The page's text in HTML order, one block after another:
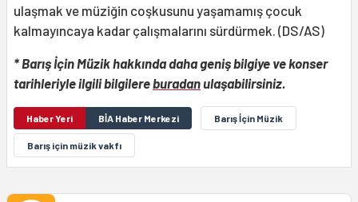
ulaşmak ve müziğin coşkusunu yaşamamış çocuk
kalmayıncaya kadar çalışmalarını sürdürmek. (DS/AS)
* Barış İçin Müzik hakkında daha geniş bilgiye ve konser
tarihleriyle ilgili bilgilereburadanulaşabilirsiniz.
Haber Yeri BİA Haber Merkezi Barış İçin Müzik
Barış için müzik vakfı